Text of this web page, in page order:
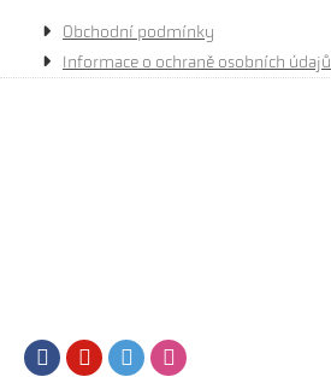
Obchodní podmínky
Informace o ochraně osobních údajů
FacebookYoutubeTwitter